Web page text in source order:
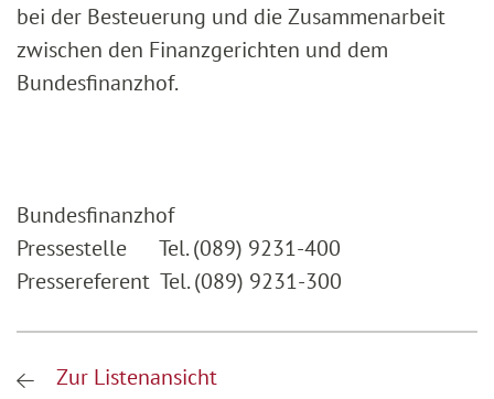
bei der Besteuerung und die Zusammenarbeit
zwischen den Finanzgerichten und dem
Bundesfinanzhof.
Bundesfinanzhof
Pressestelle Tel. (089) 9231-400
Pressereferent Tel. (089) 9231-300
Zur Listenansicht